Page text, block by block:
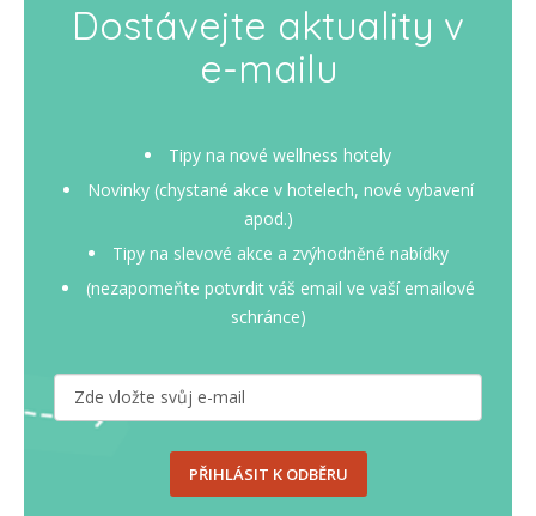
Dostávejte aktuality v
e-mailu
Tipy na nové wellness hotely
Novinky (chystané akce v hotelech, nové vybavení
apod.)
Tipy na slevové akce a zvýhodněné nabídky
(nezapomeňte potvrdit váš email ve vaší emailové
schránce)
PŘIHLÁSIT K ODBĚRU